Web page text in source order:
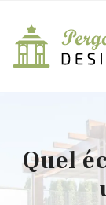
Quel